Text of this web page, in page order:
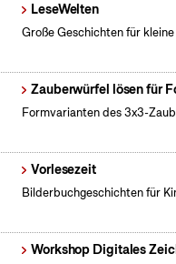
LeseWelten
Große Geschichten für
​Zauberwürfel lösen für
Formvarianten des 3x3-
Vorlesezeit
Bilderbuchgeschichten für
Workshop Digitales